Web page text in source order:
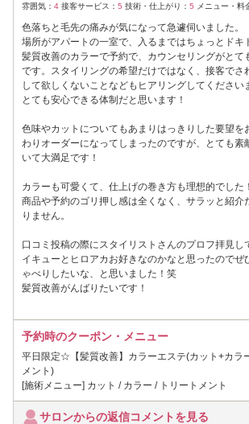
雰囲気： 4 接客サービス： 5 技術・仕上がり： 5 メニュー・料
色落ちと毛先の痛みが気になって急遽伺いました。
場所がアパートの一室で、入るまではちょっとドキ
髪質改善のカラーで予約で、カウンセリングがとて
です。スタイリングの希望だけではなく、接客でさ
して欲しくないことなどもヒアリングしてください
とても安心できる体制だと思います！
色味やカットについてもあまりはっきりした要望を
わりオーダーになってしまったのですが、とても素
いて大満足です！
カラーも可愛くて、仕上げの巻き方も理想的でした
商品や予約のゴリ押し感は全くなく、サラッと紹介
りません。
口コミ投稿の際にスタイリストさんのプロフ拝見し
イキューとヒロアカお好きなのかなと思ったのでぜ
ゃべりしたいな、と思いました！笑
髪質改善がんばりたいです！
予約時のクーポン・メニュー
平日限定☆【髪質改善】カラーエステ(カット+カラ
メント)
[施術メニュー] カット / カラー / トリートメント
サロンからの返信コメントを見る